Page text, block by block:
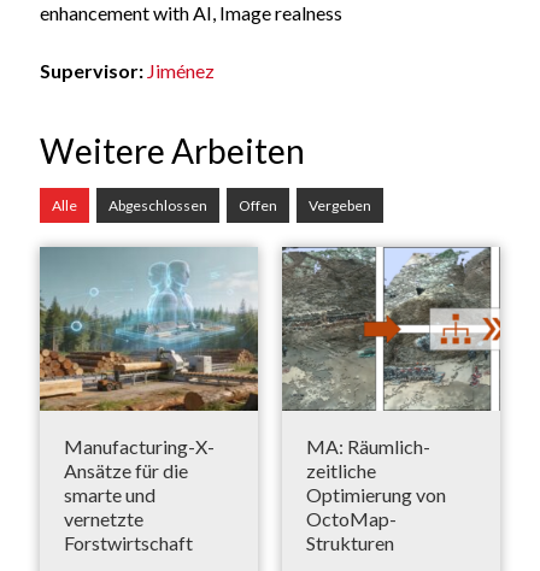
enhancement with AI, Image realness
Supervisor: Jiménez
Weitere Arbeiten
Alle Abgeschlossen Offen Vergeben
Manufacturing-X-
Ansätze für die
smarte und
vernetzte
Forstwirtschaft
MA: Räumlich-
zeitliche
Optimierung von
OctoMap-
Strukturen